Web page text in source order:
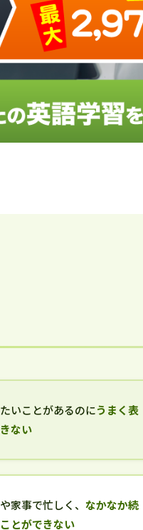
いことがあるのにうまく表
ない
家事で忙しく、なかなか続
とができない